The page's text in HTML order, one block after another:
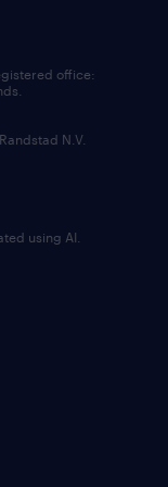
office:
N.V.
using AI.